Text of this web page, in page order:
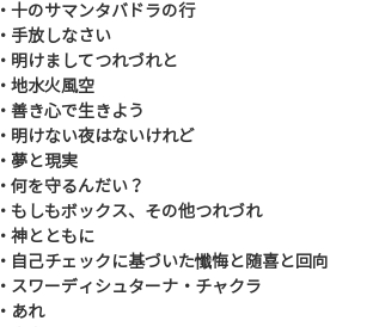
・十のサマンタバドラの行
・手放しなさい
・明けましてつれづれと
・地水火風空
・善き心で生きよう
・明けない夜はないけれど
・夢と現実
・何を守るんだい？
・もしもボックス、その他つれづれ
・神とともに
・自己チェックに基づいた懺悔と随喜と回向
・スワーディシュターナ・チャクラ
・あれ